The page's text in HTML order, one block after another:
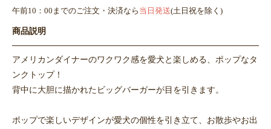
午前10：00までのご注文・決済なら 当日発送(土日祝を除く)
商品説明
アメリカンダイナーのワクワク感を愛犬と楽しめる、ポップなタ
ンクトップ！
背中に大胆に描かれたビッグバーガーが目を引きます。
ポップで楽しいデザインが愛犬の個性を引き立て、お散歩やお出